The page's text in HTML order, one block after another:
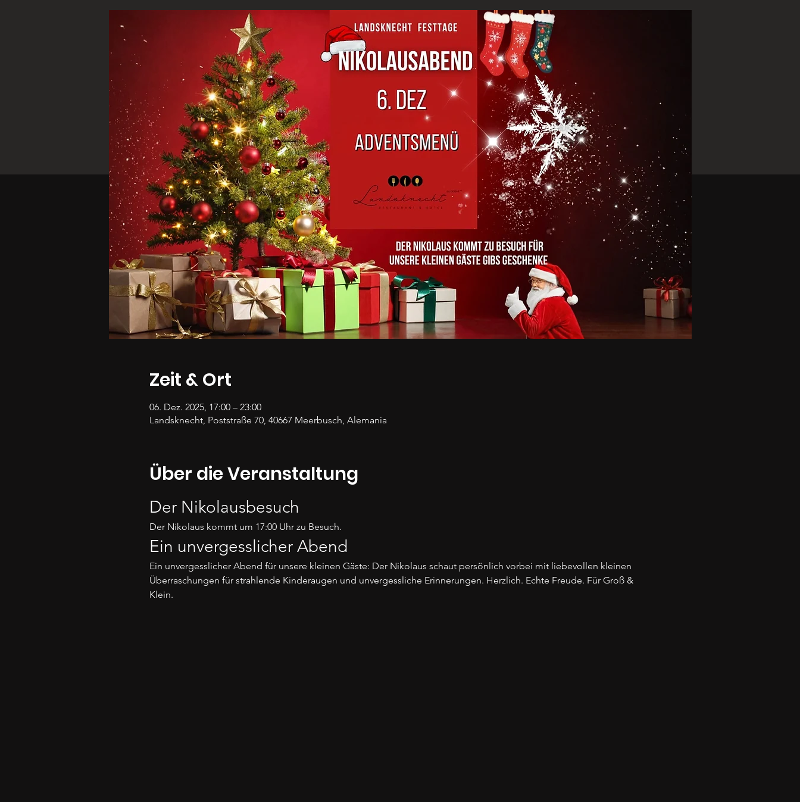
Zeit & Ort
06. Dez. 2025, 17:00 – 23:00
Landsknecht, Poststraße 70, 40667 Meerbusch, Alemania
Über die Veranstaltung
Der Nikolausbesuch
Der Nikolaus kommt um 17:00 Uhr zu Besuch.
Ein unvergesslicher Abend
Ein unvergesslicher Abend für unsere kleinen Gäste: Der Nikolaus schaut persönlich vorbei mit liebevollen kleinen
Überraschungen für strahlende Kinderaugen und unvergessliche Erinnerungen. Herzlich. Echte Freude. Für Groß &
Klein.